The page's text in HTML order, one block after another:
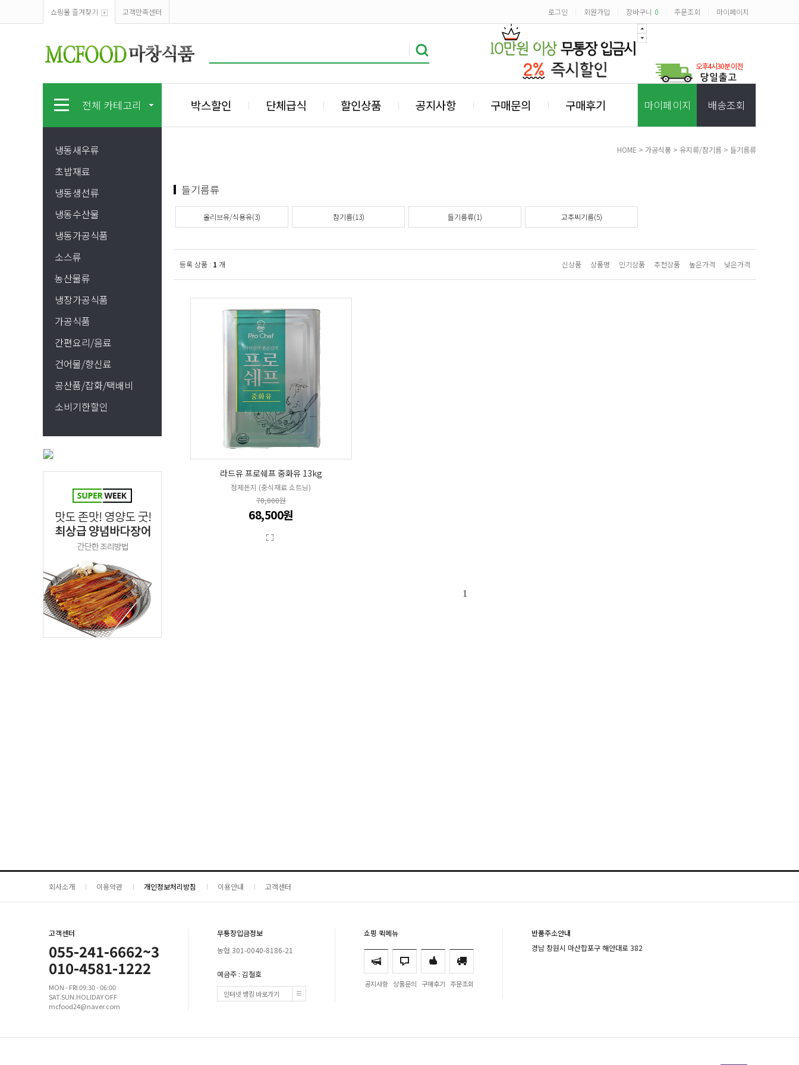
쇼핑몰 즐겨찾기 고객만족센터 로그인 회원가입 장바구니 0 주문조회 마이페이지
전체 카테고리 박스할인 단체급식 할인상품 공지사항 구매문의 구매후기 마이페이지 배송조회
냉동새우류
초밥재료
냉동생선류
냉동수산물
냉동가공식품
소스류
농산물류
냉장가공식품
가공식품
간편요리/음료
건어물/향신료
공산품/잡화/택배비
소비기한할인
HOME > 가공식품 > 유지류/참기름 > 들기름류
들기름류
올리브유/식용유(3) 참기름(13) 들기름류(1) 고추씨기름(5)
등록 상품 : 1 개 신상품 상품명 인기상품 추천상품 높은가격 낮은가격
라드유 프로쉐프 중화유 13kg
정제돈지 (중식재료 쇼트닝)
70,000원
68,500원
1
회사소개 이용약관 개인정보처리방침 이용안내 고객센터
고객센터
055-241-6662~3
010-4581-1222
MON - FRI 09:30 - 06:00
SAT.SUN.HOLIDAY OFF
mcfood24@naver.com
무통장입금정보
농협 301-0040-8186-21
예금주 : 김철호
인터넷 뱅킹 바로가기
쇼핑 퀵메뉴
공지사항 상품문의 구매후기 주문조회
반품주소안내
경남 창원시 마산합포구 해안대로 382